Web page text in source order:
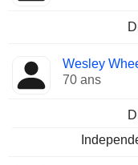
Wesley
70 ans